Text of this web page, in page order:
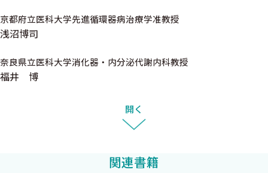
2014年8月
北風 政史
1．神経体液性因子の変化
2．Na＋／K＋ATPaseと上皮型Naチャネル
1．浮腫が発生するメカニズム
2．心不全で浮腫が発生するメカニズム
4．心不全で浮腫軽減に作用するメカニズム（Na利尿ペプチド
1．肝硬変における浮腫の発現機序
京都府立医科大学先進循環器病治療学准教授
浅沼博司
奈良県立医科大学消化器・内分泌代謝内科教授
福井 博
開く
関連書籍